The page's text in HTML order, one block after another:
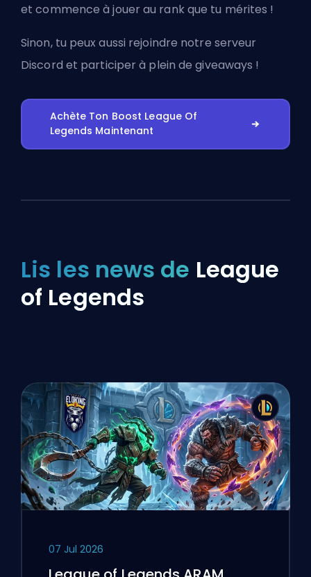
et commence à jouer au rank que tu mérites !
Sinon, tu peux aussi rejoindre notre serveur
Discord et participer à plein de giveaways !
Achète Ton Boost League Of
Legends Maintenant
Lis les news de League
of Legends
07 Jul 2026